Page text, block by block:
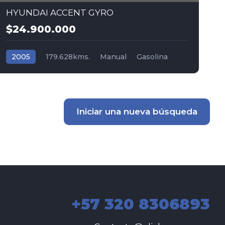
HYUNDAI ACCENT GYRO
$24.900.000
2005 179.628kms. Manual
Gasolina
Iniciar una nueva búsqueda
+57 320 8306893